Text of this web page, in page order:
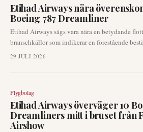
Etihad Airways nära
Boeing 787 Dreamliner
Etihad Airways sägs vara nära en betydande
branschkällor som indikerar en förestående
wide-body flygplan. Ett tillkännagivande
viktigt drag för det Abu Dhabi-baserade
29 JULI 2026
Flygbolag
Etihad Airways överväger 10
Dreamliners mitt i bruset från
Airshow